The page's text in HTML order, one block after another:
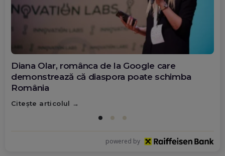
Diana Olar, românca de la Google care
demonstrează că diaspora poate schimba
România
Citește articolul
powered by